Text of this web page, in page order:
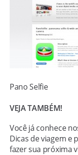
Pano Selfie
VEJA TAMBÉM!
Você já conhece
Dicas de viagem e
fazer sua próxima